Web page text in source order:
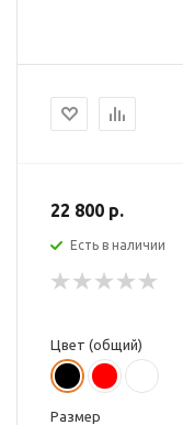
22 800 р.
Есть в наличии
Цвет (общий)
Размер